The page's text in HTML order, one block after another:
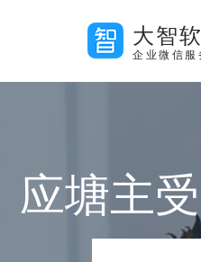
大智
企业微信服
应塘主